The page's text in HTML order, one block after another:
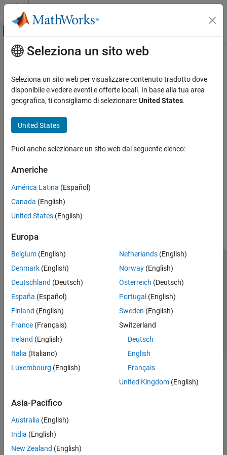
Vai al contenuto
Attiva/disattiva menu di navigazione
Pagina iniziale della documentazione
Contenuto principale
How useful was this information?
Seleziona un sito web
Seleziona un sito web per visualizzare contenuto tradotto dove
disponibile e vedere eventi e offerte locali. In base alla tua area
geografica, ti consigliamo di selezionare:United States.
United States
Puoi anche selezionare un sito web dal seguente elenco:
Americhe
América Latina (Español)
Canada (English)
United States (English)
Europa
Belgium (English)
Denmark (English)
Deutschland (Deutsch)
España (Español)
Finland (English)
France (Français)
Ireland (English)
Italia (Italiano)
Luxembourg (English)
Netherlands(English)
Norway(English)
Österreich (Deutsch)
Portugal (English)
Sweden (English)
Switzerland
Deutsch
English
Français
United Kingdom(English)
Asia-Pacifico
Australia (English)
India (English)
New Zealand (English)
Centro di fiducia
Informativa sulla privacy
Antipirateria
Stato dell'applicazione
Contatti
© 1994-2026 The MathWorks, Inc.